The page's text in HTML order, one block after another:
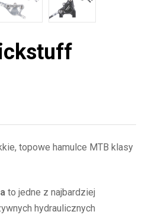
topowe hamulce MTB klasy
to jedne z najbardziej
hydraulicznych